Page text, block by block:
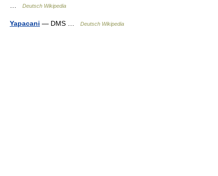
Deutsch Wikipedia
Yapacani — DMS … Deutsch Wikipedia